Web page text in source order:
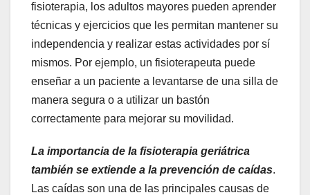
fisioterapia, los adultos mayores pueden aprender
técnicas y ejercicios que les permitan mantener su
independencia y realizar estas actividades por sí
mismos. Por ejemplo, un fisioterapeuta puede
enseñar a un paciente a levantarse de una silla de
manera segura o a utilizar un bastón
correctamente para mejorar su movilidad.
La importancia de la fisioterapia geriátrica
también se extiende a la prevención de caídas.
Las caídas son una de las principales causas de